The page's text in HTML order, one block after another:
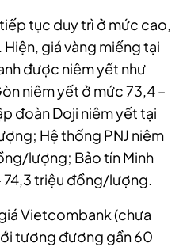
tục duy trì ở mức cao,
giá vàng miếng tại
được niêm yết như
niêm yết ở mức 73,4 –
đoàn Doji niêm yết tại
Hệ thống PNJ niêm
lượng; Bảo tín Minh
74,3 triệu đồng/lượng.
Vietcombank (chưa
tương đương gần 60